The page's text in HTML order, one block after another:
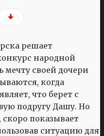
решает
народной
мечту своей дочери
когда
что берет с
подругу Дашу. Но
показывает
ситуацию для